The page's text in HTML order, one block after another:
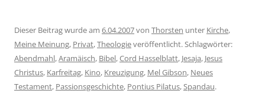
Dieser Beitrag wurde am 6.04.2007von Thorsten unter Kirche,
Meine Meinung, Privat,Theologieveröffentlicht. Schlagwörter:
Abendmahl,Aramäisch, Bibel,Cord Hasselblatt, Jesaja, Jesus
Christus, Karfreitag, Kino, Kreuzigung, Mel Gibson, Neues
Testament, Passionsgeschichte, Pontius Pilatus,Spandau.